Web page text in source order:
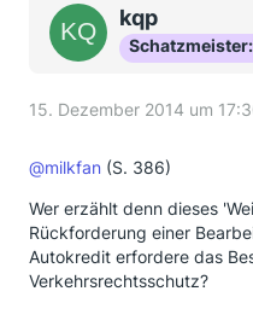
kqp
15. Dezember 2014 um
@milkfan (S. 386)
Wer erzählt denn dieses
Rückforderung einer
Autokredit erfordere das
Verkehrsrechtsschutz?